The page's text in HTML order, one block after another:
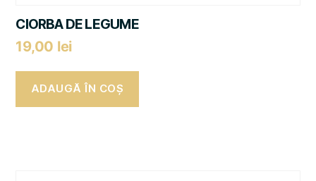
CIORBA DE LEGUME
19,00 lei
ADAUGĂ ÎN COȘ